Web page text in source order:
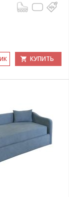
КУПИТЬ